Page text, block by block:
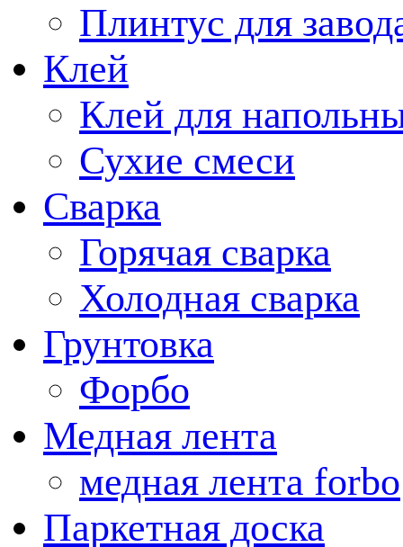
Плинтус для
Клей
Клей для
Сухие смеси
Сварка
Горячая сварка
Холодная сварка
Грунтовка
Форбо
Медная лента
медная лента forbo
Паркетная доска